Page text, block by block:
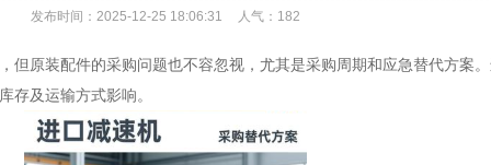
发布时间：2025-12-25 18:06:31 人气： 182
但原装配件的采购问题也不容忽视，尤其是采购周期和应急替代方案
存及运输方式影响。